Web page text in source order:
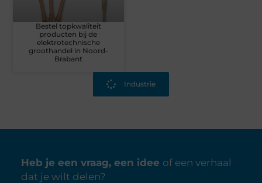
Bestel topkwaliteit
producten bij de
elektrotechnische
groothandel in Noord-
Brabant
Industrie
Heb je een vraag, een idee of een verhaal
dat je wilt delen?